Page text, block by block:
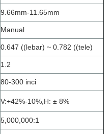
9.66mm-11.65mm
Manual
0.647 ((lebar) ~ 0.782 ((tele)
1.2
80-300 inci
V:+42%-10% H: ± 8%
5,000,000:1